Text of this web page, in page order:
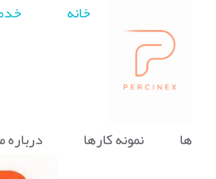
خانه
ها نمونه کارها